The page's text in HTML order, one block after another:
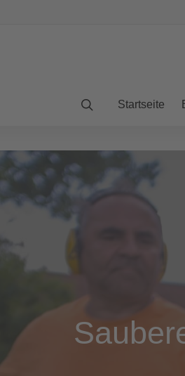
Startseite